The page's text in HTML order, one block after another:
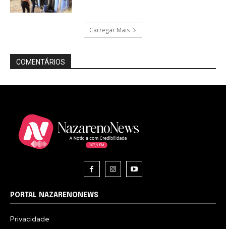
Carregar Mais
COMENTÁRIOS
PORTAL NAZARENONEWS
Privacidade